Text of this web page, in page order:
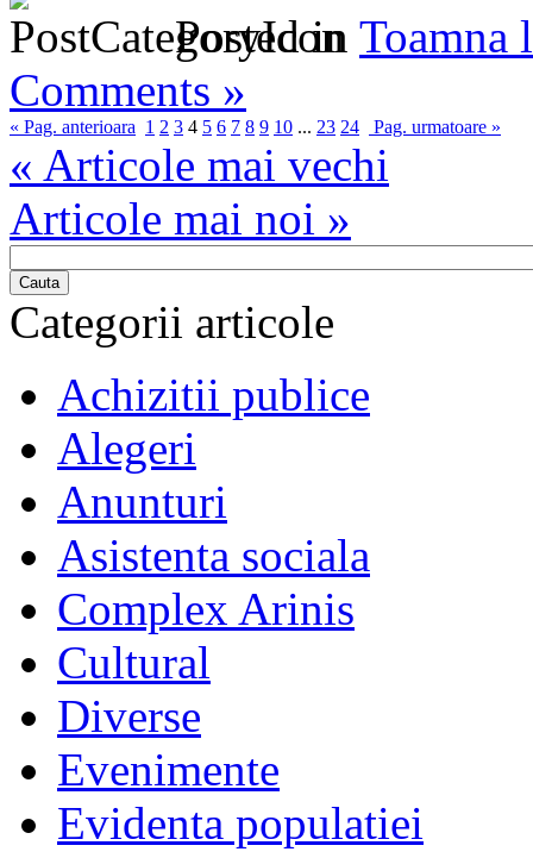
Posted in Toamna
Comments »
« Pag. anterioara 1 2 3 4 5 6 7 8 9 10 ... 23 24 Pag. urmatoare »
« Articole mai vechi
Articole mai noi »
Cauta
Categorii articole
Achizitii publice
Alegeri
Anunturi
Asistenta sociala
Complex Arinis
Cultural
Diverse
Evenimente
Evidenta populatiei